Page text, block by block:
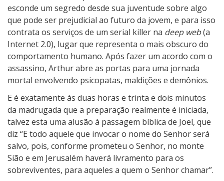
esconde um segredo desde sua juventude sobre algo
que pode ser prejudicial ao futuro da jovem, e para isso
contrata os serviços de um serial killer na deep web(a
Internet 2.0), lugar que representa o mais obscuro do
comportamento humano. Após fazer um acordo com o
assassino, Arthur abre as portas para uma jornada
mortal envolvendo psicopatas, maldições e demônios.
E é exatamente às duas horas e trinta e dois minutos
da madrugada que a preparação realmente é iniciada,
talvez esta uma alusão à passagem bíblica de Joel, que
diz “E todo aquele que invocar o nome do Senhor será
salvo, pois, conforme prometeu o Senhor, no monte
Sião e em Jerusalém haverá livramento para os
sobreviventes, para aqueles a quem o Senhor chamar”.